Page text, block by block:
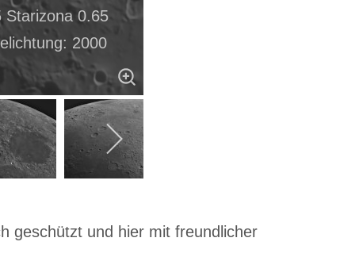
Starizona 0.65
2000
geschützt und hier mit freundlicher